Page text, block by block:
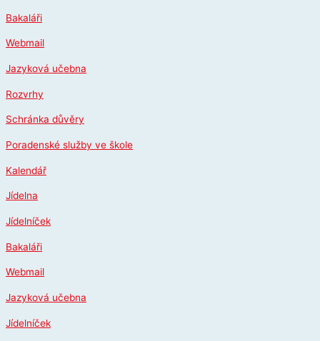
na
obsah
Bakaláři
Webmail
Jazyková učebna
Rozvrhy
Schránka důvěry
Poradenské služby ve škole
Kalendář
Jídelna
Jídelníček
Bakaláři
Webmail
Jazyková učebna
Jídelníček